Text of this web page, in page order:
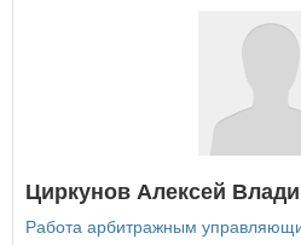
Циркунов Алексей
Работа арбитражным